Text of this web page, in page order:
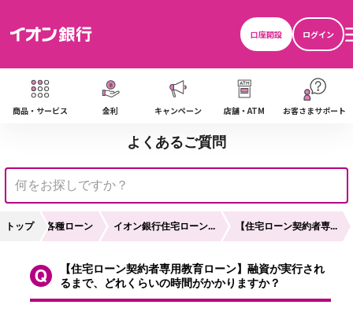
口座開設
ログイン
商品・サービス 金利 キャンペーン 店舗・ATM お客さまサポート
よくあるご質問
トップ 各種ローン イオン銀行住宅ローン... 【住宅ローン契約者専...
【住宅ローン契約者専用教育ローン】融資が実行され
るまで、どれくらいの時間がかかりますか？